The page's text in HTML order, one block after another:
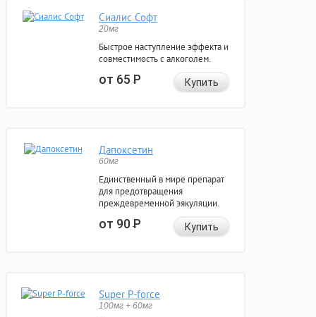
Сиалис Софт
20мг
Быстрое наступление эффекта и
совместимость с алкоголем.
от 65Р Купить
Дапоксетин
60мг
Единственный в мире препарат
для предотвращения
преждевременной эякуляции.
от 90Р Купить
Super P-force
100мг + 60мг